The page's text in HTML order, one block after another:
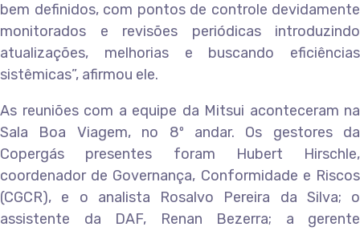
bem definidos, com pontos de controle devidamente
monitorados e revisões periódicas introduzindo
atualizações, melhorias e buscando eficiências
sistêmicas”, afirmou ele.
As reuniões com a equipe da Mitsui aconteceram na
Sala Boa Viagem, no 8º andar. Os gestores da
Copergás presentes foram Hubert Hirschle,
coordenador de Governança, Conformidade e Riscos
(CGCR), e o analista Rosalvo Pereira da Silva; o
assistente da DAF, Renan Bezerra; a gerente